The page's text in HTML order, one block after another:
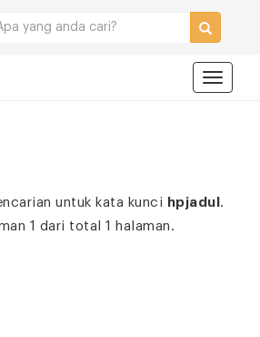
untuk kata kunci hpjadul .
1 dari total 1 halaman.